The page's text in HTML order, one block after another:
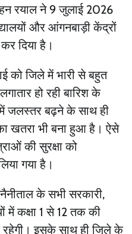
रयाल ने 9 जुलाई 2026
और आंगनबाड़ी केंद्रों
दिया है।
को जिले में भारी से बहुत
हो रही बारिश के
में जलस्तर बढ़ने के साथ ही
खतरा भी बना हुआ है। ऐसे
की सुरक्षा को
गया है।
के सभी सरकारी,
में कक्षा 1 से 12 तक की
रहेगी। इसके साथ ही जिले के